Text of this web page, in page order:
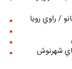
/ راوي رويا
شهرنوش